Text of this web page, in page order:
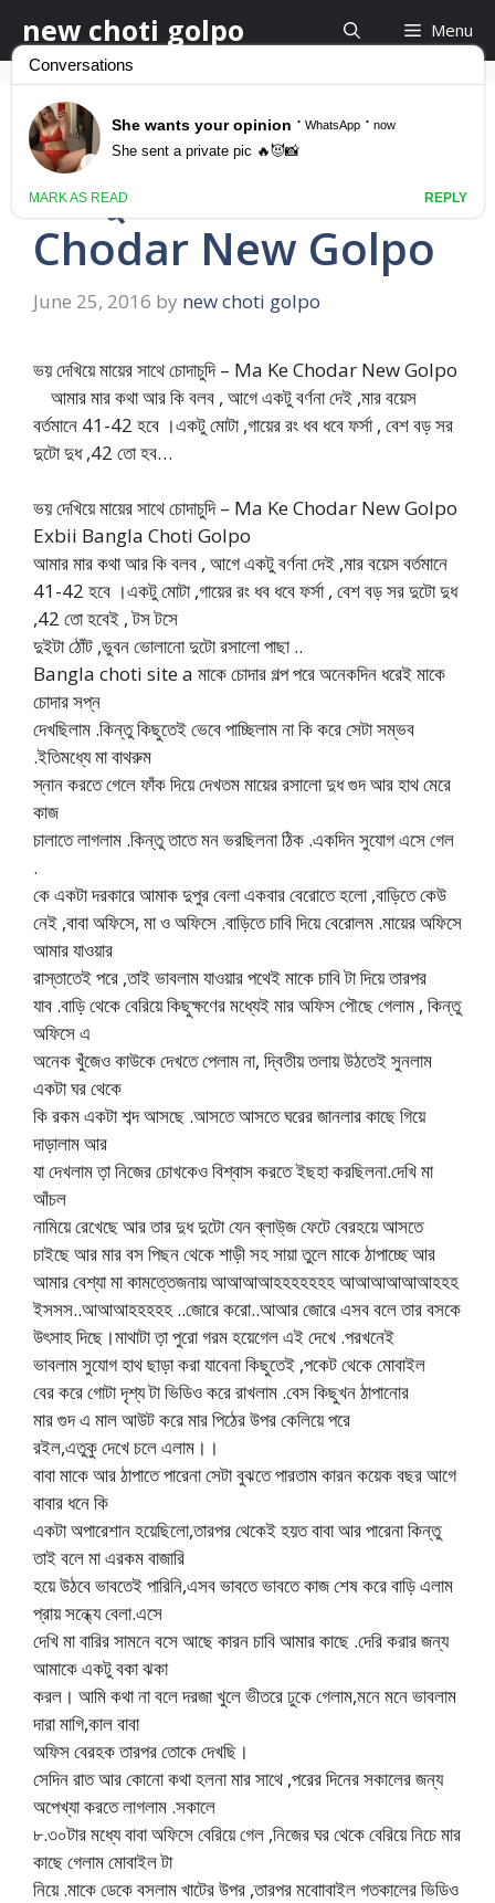
to
content
new choti golpo Menu
ভয় দেখিয়ে মায়ের সাথে
চোদাচুদি – Ma Ke
Chodar New Golpo
June 25, 2016 by new choti golpo
ভয় দেখিয়ে মায়ের সাথে চোদাচুদি – Ma Ke Chodar New Golpo
আমার মার কথা আর কি বলব , আগে একটু বর্ণনা দেই ,মার বয়েস
বর্তমানে 41-42 হবে ।একটু মোটা ,গায়ের রং ধব ধবে ফর্সা , বেশ বড় সর
দুটো দুধ ,42 তো হব…
ভয় দেখিয়ে মায়ের সাথে চোদাচুদি – Ma Ke Chodar New Golpo
Exbii Bangla Choti Golpo
আমার মার কথা আর কি বলব , আগে একটু বর্ণনা দেই ,মার বয়েস বর্তমানে
41-42 হবে ।একটু মোটা ,গায়ের রং ধব ধবে ফর্সা , বেশ বড় সর দুটো দুধ
,42 তো হবেই , টস টসে
দুইটা ঠোঁট ,ভুবন ভোলানো দুটো রসালো পাছা ..
Bangla choti site a মাকে চোদার গল্প পরে অনেকদিন ধরেই মাকে
চোদার সপ্ন
দেখছিলাম .কিন্তু কিছুতেই ভেবে পাচ্ছিলাম না কি করে সেটা সম্ভব
.ইতিমধ্যে মা বাথরুম
স্নান করতে গেলে ফাঁক দিয়ে দেখতম মায়ের রসালো দুধ গুদ আর হাথ মেরে
কাজ
চালাতে লাগলাম .কিন্তু তাতে মন ভরছিলনা ঠিক .একদিন সুযোগ এসে গেল
.
কে একটা দরকারে আমাক দুপুর বেলা একবার বেরোতে হলো ,বাড়িতে কেউ
নেই ,বাবা অফিসে, মা ও অফিসে .বাড়িতে চাবি দিয়ে বেরোলম .মায়ের অফিসে
আমার যাওয়ার
রাস্তাতেই পরে ,তাই ভাবলাম যাওয়ার পথেই মাকে চাবি টা দিয়ে তারপর
যাব .বাড়ি থেকে বেরিয়ে কিছুক্ষণের মধ্যেই মার অফিস পৌছে গেলাম , কিন্তু
অফিসে এ
অনেক খুঁজেও কাউকে দেখতে পেলাম না, দ্বিতীয় তলায় উঠতেই সুনলাম
একটা ঘর থেকে
কি রকম একটা শব্দ আসছে .আসতে আসতে ঘরের জানলার কাছে গিয়ে
দাড়ালাম আর
যা দেখলাম ত়া নিজের চোখকেও বিশ্বাস করতে ইছহা করছিলনা.দেখি মা
আঁচল
নামিয়ে রেখেছে আর তার দুধ দুটো যেন ব্লাউ্জ ফেটে বেরহয়ে আসতে
চাইছে আর মার বস পিছন থেকে শাড়ী সহ সায়া তুলে মাকে ঠাপাচ্ছে আর
আমার বেশ্যা মা কামত্তেজনায় আআআআহহহহহহহ আআআআআআহহহ
ইসসস..আআআহহহহহ ..জোরে করো..আআর জোরে এসব বলে তার বসকে
উৎসাহ দিছে।মাথাটা ত়া পুরো গরম হয়েগেল এই দেখে .পরখনেই
ভাবলাম সুযোগ হাথ ছাড়া করা যাবেনা কিছুতেই ,পকেট থেকে মোবাইল
বের করে গোটা দৃশ্য টা ভিডিও করে রাখলাম .বেস কিছুখন ঠাপানোর
মার গুদ এ মাল আউট করে মার পিঠের উপর কেলিয়ে পরে
রইল,এতুকু দেখে চলে এলাম।।
বাবা মাকে আর ঠাপাতে পারেনা সেটা বুঝতে পারতাম কারন কয়েক বছর আগে
বাবার ধনে কি
একটা অপারেশান হয়েছিলো,তারপর থেকেই হয়ত বাবা আর পারেনা কিন্তু
তাই বলে মা এরকম বাজারি
হয়ে উঠবে ভাবতেই পারিনি,এসব ভাবতে ভাবতে কাজ শেষ করে বাড়ি এলাম
প্রায় সন্ধ্যে বেলা.এসে
দেখি মা বারির সামনে বসে আছে কারন চাবি আমার কাছে .দেরি করার জন্য
আমাকে একটু বকা ঝকা
করল। আমি কথা না বলে দরজা খুলে ভীতরে ঢুকে গেলাম,মনে মনে ভাবলাম
দারা মাগি,কাল বাবা
অফিস বেরহক তারপর তোকে দেখছি।
সেদিন রাত আর কোনো কথা হলনা মার সাথে ,পরের দিনের সকালের জন্য
অপেখ্যা করতে লাগলাম .সকালে
৮.৩০টার মধ্যে বাবা অফিসে বেরিয়ে গেল ,নিজের ঘর থেকে বেরিয়ে নিচে মার
কাছে গেলাম মোবাইল টা
নিয়ে .মাকে ডেকে বসলাম খাটের উপর ,তারপর মবাোবাইল গতকালের ভিডিও